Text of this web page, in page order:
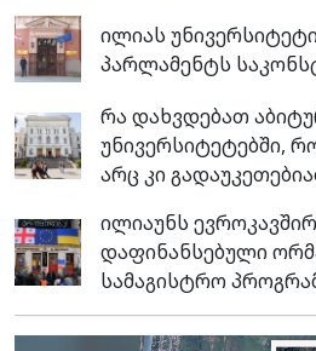
ილიას
პარლამენტს
რა დახვდებათ
უნივერსიტეტებში,
არც კი
ილიაუნს
დაფინანსებული
სამაგისტრო